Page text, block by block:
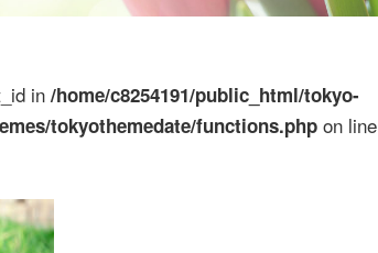
in /home/c8254191/public_html/tokyo-
tokyothemedate/functions.php on line